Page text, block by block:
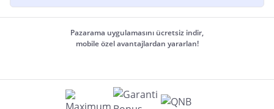
Pazarama uygulamasını ücretsiz indir,
mobile özel avantajlardan yararlan!